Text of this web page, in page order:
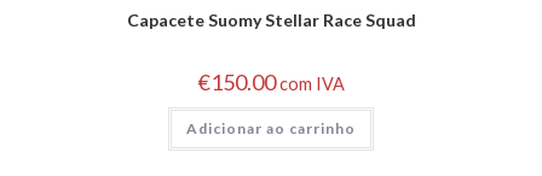
Capacete Suomy Stellar Race Squad
€150.00com IVA
Adicionar ao carrinho